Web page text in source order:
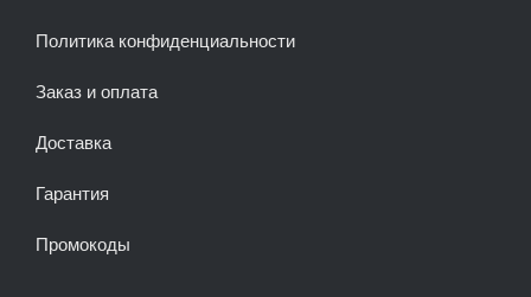
Политика конфиденциальности
Заказ и оплата
Доставка
Гарантия
Промокоды